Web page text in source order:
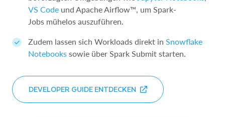
VS Code und Apache Airflow™, um Spark-
Jobs mühelos auszuführen.
Zudem lassen sich Workloads direkt in Snowflake
Notebooks sowie über Spark Submit starten.
DEVELOPER GUIDE ENTDECKEN